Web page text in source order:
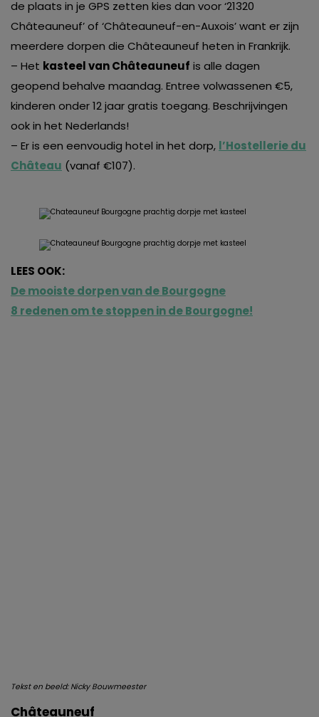
de plaats in je GPS zetten kies dan voor ‘21320
Châteauneuf’ of ‘Châteauneuf-en-Auxois’ want er zijn
meerdere dorpen die Châteauneuf heten in Frankrijk.
– Het kasteel van Châteauneuf is alle dagen
geopend behalve maandag. Entree volwassenen €5,
kinderen onder 12 jaar gratis toegang. Beschrijvingen
ook in het Nederlands!
– Er is een eenvoudig hotel in het dorp, l’Hostellerie du
Château (vanaf €107).
LEES OOK:
De mooiste dorpen van de Bourgogne
8 redenen om te stoppen in de Bourgogne!
Tekst en beeld: Nicky Bouwmeester
Châteauneuf